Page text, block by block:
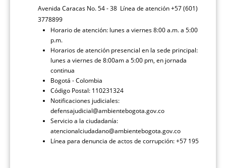
Avenida Caracas No. 54 - 38 Línea de atención +57 (601)
3778899
Horario de atención: lunes a viernes 8:00 a.m. a 5:00
p.m.
Horarios de atención presencial en la sede principal:
lunes a viernes de 8:00am a 5:00 pm, en jornada
continua
Bogotá - Colombia
Código Postal: 110231324
Notificaciones judiciales:
defensajudicial@ambientebogota.gov.co
Servicio a la ciudadanía:
atencionalciudadano@ambientebogota.gov.co
Línea para denuncia de actos de corrupción: +57 195